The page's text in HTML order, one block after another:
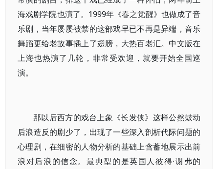
海戏剧学院也演了。1999年《春之觉醒》也做成了音
乐剧，当年屡屡被禁的这部戏早已不再是异端，音乐
舞蹈更给老故事插上了翅膀，大热百老汇。中文版在
上海也热演了几轮，非常受欢迎，就要开始全国巡
演。
那以后西方的戏台上象《长发侠》这样公然鼓动
后浪造反的剧少了，出现了一些深入剖析代际问题的
心理剧，在细密的人物分析的基础上含蓄地展示出前
浪对后浪的信念。最典型的是英国人彼得·谢弗的